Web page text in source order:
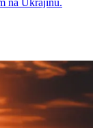
na Ukrajinu.